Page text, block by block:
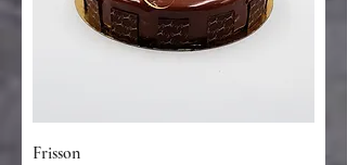
Frisson